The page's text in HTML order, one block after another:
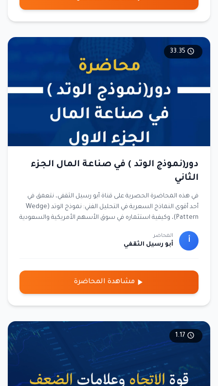
ضعف في الزخم الصعودي. يوضح الفيديو أن الوتد الصاعد قد يكون
الفخاخ (الفلتر) 19:14 : يقدم المحاضر تقنية "الفلتر"، وهي رسم خط
اتجاه ثانوي داخل الوتد لتأكيد الكسر وتجنب الإشارات الكاذبة، مما
على ضرورة عدم تحليل النماذج أو الشموع بشكل منفصل، بل يجب
دائمًا ربطها بالمسار العام للسوق (الاتجاه) لفهم معناها الحقيقي.
تطبيقات عملية وأمثلة على الرسم البياني 30:35 : يتم استعراض
أمثلة حية على الرسم البياني لأسهم مثل "عسير" لشرح كيفية تحديد
الوتد الصاعد وتفسير سلوكه في سياقات مختلفة. تحديد الأهداف
النموذج، والذي يتم قياسه من خلال أوسع جزء في الوتد وإسقاطه
من نقطة الكسر.
دور(نموذج الوتد ) في صناعة المال الجزء
الثاني
في هذه المحاضرة الحصرية على قناة أبو رسيل الثقفي، نتعمق في
أحد أقوى النماذج السعرية في التحليل الفني: نموذج الوتد (Wedge
Pattern)، وكيفية استثماره في سوق الأسهم الأمريكية والسعودية
هذه المحاضرة؟ التعريف بنموذج الوتد وأنواعه: الوتد الصاعد والوتد
الهابط. كيف يُستخدم الوتد كأداة للتنبؤ بـ انعكاسات الأسعار أو
ناسداك و S&P500، وربط النموذج بحركة السعر. أمثلة مباشرة من
الدمج بين نموذج الوتد وعقود الخيارات لتحقيق أرباح مضاعفة مع
المتداولين المبتدئين الذين يرغبون بفهم النماذج السعرية.
المحترفين الباحثين عن استراتيجيات دقيقة للدخول والخروج.
المستثمرين الذين يريدون ربط التحليل الفني باستراتيجيات إدارة
أ
المحاضر
أبو رسيل الثقفي
مشاهدة المحاضرة